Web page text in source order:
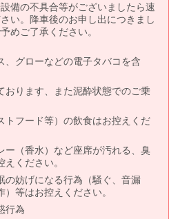
備の不具合等がございましたら速
い。降車後のお申し出につきまし
めご了承ください。
、グローなどの電子タバコを含
おります、また泥酔状態でのご乗
トフード等）の飲食はお控えくだ
ー（香水）など座席が汚れる、臭
ください。
の妨げになる行為（騒ぐ、音漏
等はお控えください。
行為